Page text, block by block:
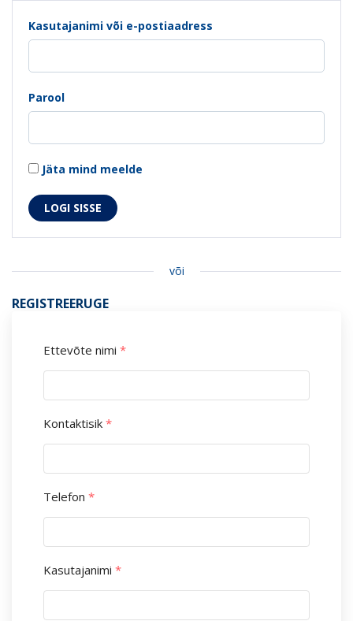
Kasutajanimi või e-postiaadress
Parool
Jäta mind meelde
või
REGISTREERUGE
Ettevõte nimi *
Kontaktisik *
Telefon *
Kasutajanimi *